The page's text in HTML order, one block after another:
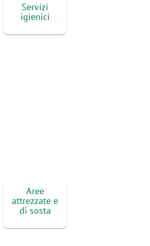
Servizi
igienici
Aree
attrezzate e
di sosta